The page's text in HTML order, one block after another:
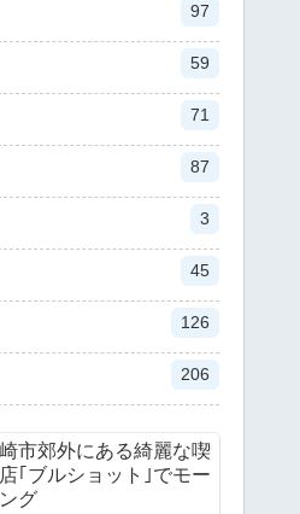
97
59
71
87
3
45
126
206
市郊外にある綺麗な喫
｢ブルショット｣でモー
グ